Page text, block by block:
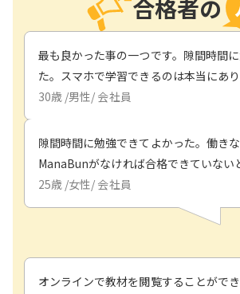
合格者の
最も良かった事の一つです。隙間時間
た。スマホで学習できるのは本当にあり
30歳 /男性/ 会社員
隙間時間に勉強できてよかった。働き
ManaBunがなければ合格できていない
25歳 /女性/ 会社員
オンラインで教材を閲覧することがで